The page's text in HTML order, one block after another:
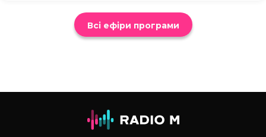
Всі ефіри програми